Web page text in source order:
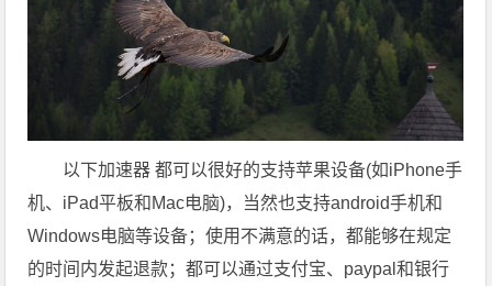
以下加速器 都可以很好的支持苹果设备(如iPhone手
机、iPad平板和Mac电脑)，当然也支持android手机和
Windows电脑等设备；使用不满意的话，都能够在规定
的时间内发起退款；都可以通过支付宝、paypal和银行